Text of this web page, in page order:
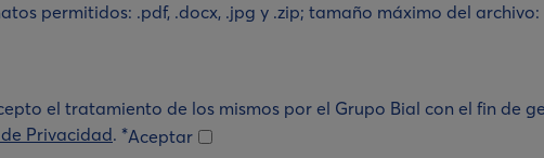
permitidos: .pdf, .docx, .jpg y .zip; tamaño máximo del archivo:
el tratamiento de los mismos por el Grupo Bial con el fin de
Privacidad. *Aceptar